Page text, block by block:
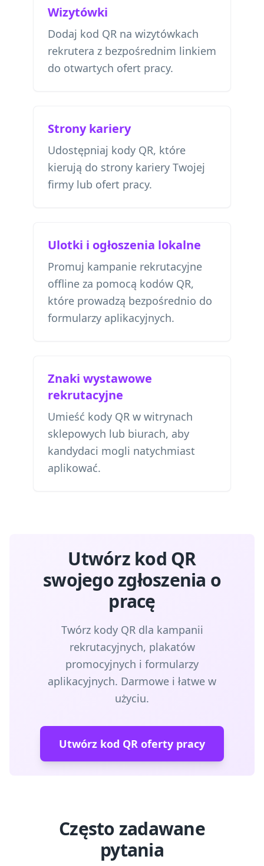
Wizytówki
Dodaj kod QR na wizytówkach
rekrutera z bezpośrednim linkiem
do otwartych ofert pracy.
Strony kariery
Udostępniaj kody QR, które
kierują do strony kariery Twojej
firmy lub ofert pracy.
Ulotki i ogłoszenia lokalne
Promuj kampanie rekrutacyjne
offline za pomocą kodów QR,
które prowadzą bezpośrednio do
formularzy aplikacyjnych.
Znaki wystawowe
rekrutacyjne
Umieść kody QR w witrynach
sklepowych lub biurach, aby
kandydaci mogli natychmiast
aplikować.
Utwórz kod QR
swojego zgłoszenia o
pracę
Twórz kody QR dla kampanii
rekrutacyjnych, plakatów
promocyjnych i formularzy
aplikacyjnych. Darmowe i łatwe w
użyciu.
Utwórz kod QR oferty pracy
Często zadawane
pytania